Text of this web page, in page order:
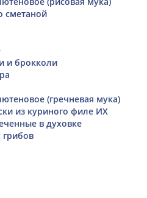
сметаной
и брокколи
(гречневая мука)
из куриного филе ИХ
в духовке